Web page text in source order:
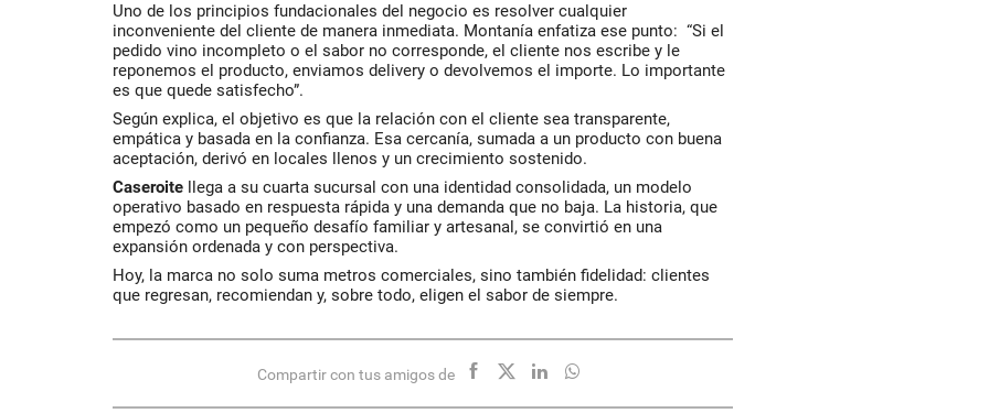
Uno de los principios fundacionales del negocio es resolver cualquier
inconveniente del cliente de manera inmediata. Montanía enfatiza ese punto: “Si el
pedido vino incompleto o el sabor no corresponde, el cliente nos escribe y le
reponemos el producto, enviamos delivery o devolvemos el importe. Lo importante
es que quede satisfecho”.
Según explica, el objetivo es que la relación con el cliente sea transparente,
empática y basada en la confianza. Esa cercanía, sumada a un producto con buena
aceptación, derivó en locales llenos y un crecimiento sostenido.
Caseroite llega a su cuarta sucursal con una identidad consolidada, un modelo
operativo basado en respuesta rápida y una demanda que no baja. La historia, que
empezó como un pequeño desafío familiar y artesanal, se convirtió en una
expansión ordenada y con perspectiva.
Hoy, la marca no solo suma metros comerciales, sino también fidelidad: clientes
que regresan, recomiendan y, sobre todo, eligen el sabor de siempre.
Compartir con tus amigos de